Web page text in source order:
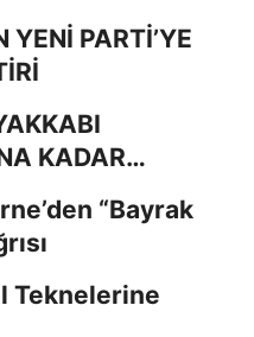
YENİ PARTİ’YE
KADAR
ADRESİNİ Mİ
“Bayrak
Teknelerine